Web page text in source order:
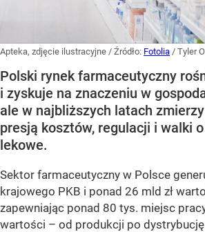
Apteka, zdjęcie ilustracyjne / Źródło: Fotolia / Tyler
Polski rynek farmaceutyczny
i zyskuje na znaczeniu w
ale w najbliższych latach
presją kosztów, regulacji i walki
lekowe.
Sektor farmaceutyczny w Polsce
krajowego PKB i ponad 26 mld zł
zapewniając ponad 80 tys. miejsc
wartości – od produkcji po